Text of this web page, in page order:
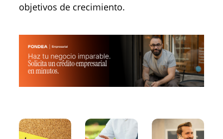
objetivos de crecimiento.